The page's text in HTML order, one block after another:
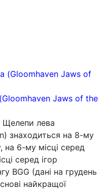
Jaws of the
Щелепи лева
знаходиться на 8-му
на 6-му місці серед
серед ігор
BGG (дані на грудень
найкращої